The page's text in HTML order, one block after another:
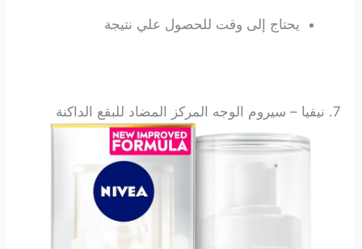
يحتاج إلى وقت للحصول علي نتيجة
7. نيفيا – سيروم الوجه المركز المضاد للبقع الداكنة